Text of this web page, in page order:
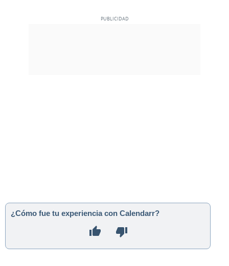
¿Cómo fue tu experiencia con Calendarr?